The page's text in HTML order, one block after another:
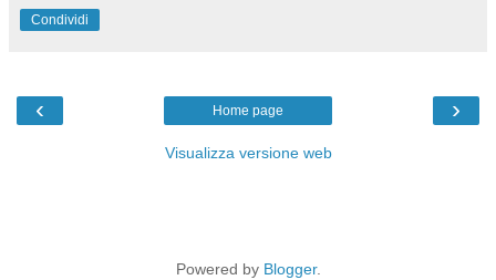
Condividi
‹ ›
Home page
Visualizza versione web
Powered by Blogger.